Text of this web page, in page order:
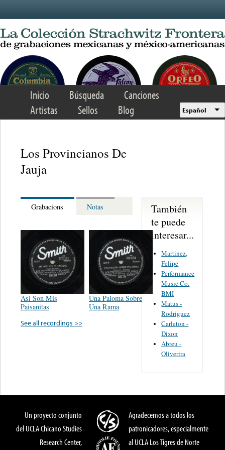
Inicio Búsqueda
Canciones
Artistas
Sellos Blog Español
Los Provincianos De
Jauja
Grabacions Notas
Asi Son Mis
Paisanitas
Una Paloma Sobre
Una Rama
See all recordings >>
También
te puede
interesar...
Martinez,
Felipe
Performance
Music Co.
BMI
Matus -
Rodriguez
Carleton -
Dixon
Abreu -
Oliverira
Un proyecto conjunto
del UCLA Chicano Studies
Research Center,
Agradecemos a todos los
patronicadores, especialmente
al UCLA Los Tigres de Norte